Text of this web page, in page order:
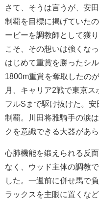
さて、そうは言うが、安
制覇を目標に掲げていた
ービーを調教師として獲
こそ、その想いは強くな
はじめて重賞を勝ったシ
1800m重賞を奪取したの
月、キャリア2戦で東京
フルSまで駆け抜けた。
制覇。川田将雅騎手の涙
クを意識できる大器があら
心肺機能を鍛えられる反
なく、ウッド主体の調教
した。一週前に併せ馬で
ラックスを主眼に置くな